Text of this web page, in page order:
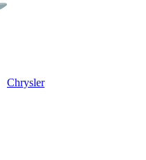
Chrysler